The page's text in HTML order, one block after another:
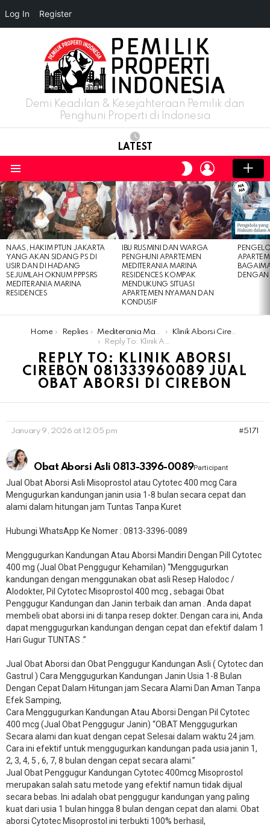
Demi Keadilan & Kesejahteraan Pemilik dan
Penghuni Properti di Indonesia
LATEST
SWITCH
SKIN
LOGIN
LATEST
STORIES
NAAS, HAKIM PTUN JAKARTA
YANG AKAN SIDANG PS DI
USIR DAN DI HADANG
SEJUMLAH OKNUM PPPSRS
MEDITERANIA MARINA
RESIDENCES
IBU RUSMINI DAN WARGA
PENGHUNI APARTEMEN
MEDITERANIA MARINA
RESIDENCES KOMPAK
MENDUKUNG SITUASI
APARTEMEN NYAMAN DAN
KONDUSIF
DENGAN
You are here:
Home Replies Mediterania Marina Residences
Klinik Aborsi Cirebon 081333960089 Jual Obat Aborsi Di Cirebon
Reply To: Klinik Aborsi Cirebon 081333960089 Jual Obat Aborsi Di Cirebon
REPLY TO: KLINIK ABORSI
CIREBON 081333960089 JUAL
OBAT ABORSI DI CIREBON
January 9, 2026 at 12:05 pm #5171
Obat Aborsi Asli 0813-3396-0089Participant
Jual Obat Aborsi Asli Misoprostol atau Cytotec 400 mcg Cara
Mengugurkan kandungan janin usia 1-8 bulan secara cepat dan
alami dalam hitungan jam Tuntas Tanpa Kuret
Hubungi WhatsApp Ke Nomer : 0813-3396-0089​
Menggugurkan Kandungan Atau Aborsi Mandiri Dengan Pill Cytotec
400 mg (Jual Obat Penggugur Kehamilan) “Menggugurkan
kandungan dengan menggunakan obat asli Resep Halodoc /
Alodokter, Pil Cytotec Misoprostol 400 mcg , sebagai Obat
Penggugur Kandungan dan Janin terbaik dan aman . Anda dapat
membeli obat aborsi ini di tanpa resep dokter. Dengan cara ini, Anda
dapat menggugurkan kandungan dengan cepat dan efektif dalam 1
Hari Gugur TUNTAS .”
Jual Obat Aborsi dan Obat Penggugur Kandungan Asli ( Cytotec dan
Gastrul ) Cara Menggugurkan Kandungan Janin Usia 1-8 Bulan
Dengan Cepat Dalam Hitungan jam Secara Alami Dan Aman Tanpa
Efek Samping,
Cara Menggugurkan Kandungan Atau Aborsi Dengan Pil Cytotec
400 mcg (Jual Obat Penggugur Janin) “OBAT Menggugurkan
Secara alami dan kuat dengan cepat Selesai dalam waktu 24 jam.
Cara ini efektif untuk menggugurkan kandungan pada usia janin 1,
2, 3, 4, 5 , 6, 7, 8 bulan dengan cepat secara alami.”
Jual Obat Penggugur Kandungan Cytotec 400mcg Misoprostol
merupakan salah satu metode yang efektif namun tidak dijual
secara bebas. Ini adalah obat penggugur kandungan yang paling
kuat dari usia 1 bulan hingga 8 bulan dengan cepat dan alami. Obat
aborsi Cytotec Misoprostol ini terbukti 100% berhasil,
Log In Register